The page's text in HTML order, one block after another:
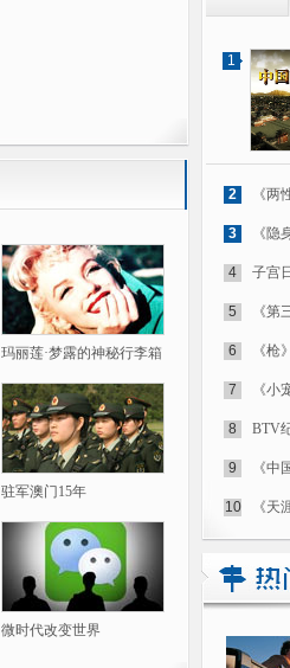
玛丽莲·梦露的神秘行李箱
驻军澳门15年
微时代改变世界
1
2 《两
3 《隐
4 子宫
5 《第
6 《枪》
7 《小
8 BTV
9 《中
10 《天